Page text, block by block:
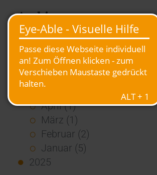
Archiv
2026
Juli (4)
Juni (4)
April (1)
März (1)
Februar (2)
Januar (5)
2025